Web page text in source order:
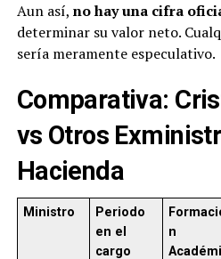
Aun así, no hay una cifra
determinar su valor neto.
sería meramente especulativo.
Comparativa:
vs Otros
Hacienda
Ministro
Periodo
en el
cargo
n